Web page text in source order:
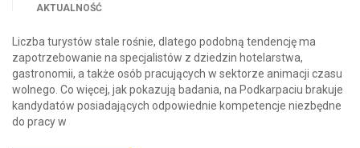
AKTUALNOŚĆ
Liczba turystów stale rośnie, dlatego podobną tendencję ma
zapotrzebowanie na specjalistów z dziedzin hotelarstwa,
gastronomii, a także osób pracujących w sektorze animacji czasu
wolnego. Co więcej, jak pokazują badania, na Podkarpaciu brakuje
kandydatów posiadających odpowiednie kompetencje niezbędne
do pracy w